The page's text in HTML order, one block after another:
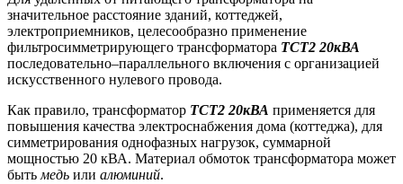
значительное расстояние зданий, коттеджей,
электроприемников, целесообразно применение
фильтросимметрирующего трансформатора ТСТ2 20кВА
последовательно–параллельного включения с организацией
искусственного нулевого провода.
Как правило, трансформатор ТСТ2 20кВА применяется для
повышения качества электроснабжения дома (коттеджа), для
симметрирования однофазных нагрузок, суммарной
мощностью 20 кВА. Материал обмоток трансформатора может
быть медь или алюминий.